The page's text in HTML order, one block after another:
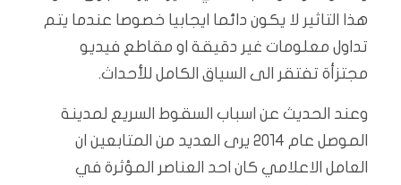
هذا التاثير لا يكون دائما ايجابيا خصوصا عندما يتم
تداول معلومات غير دقيقة او مقاطع فيديو
مجتزأة تفتقر الى السياق الكامل للأحداث.
وعند الحديث عن اسباب السقوط السريع لمدينة
الموصل عام 2014 يرى العديد من المتابعين ان
العامل الاعلامي كان احد العناصر المؤثرة في